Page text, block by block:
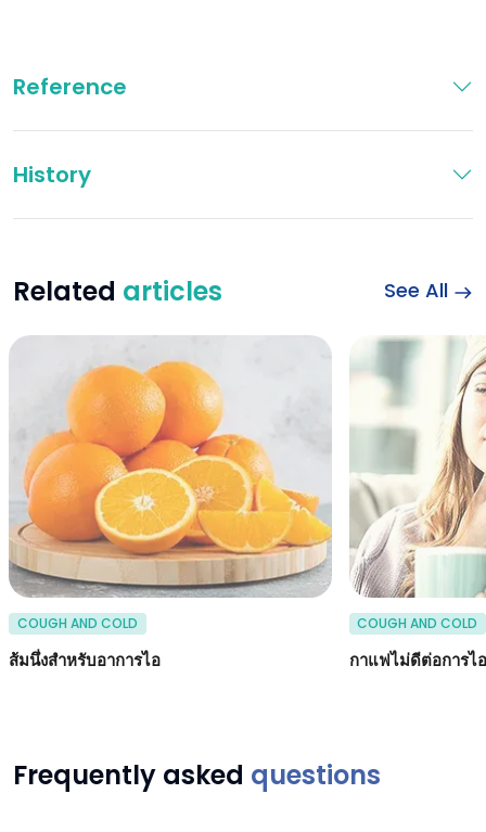
Reference
History
Related articles See All
Steamed Orange
COUGH AND COLD
ส้มนึ่งสำหรับอาการไอ
COUGH AND COLD
กาแฟไม่ดีต่อการไ
Frequently asked questions